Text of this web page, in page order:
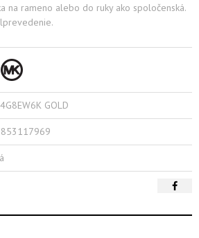
na rameno alebo do ruky ako spoločenská.
GOLD